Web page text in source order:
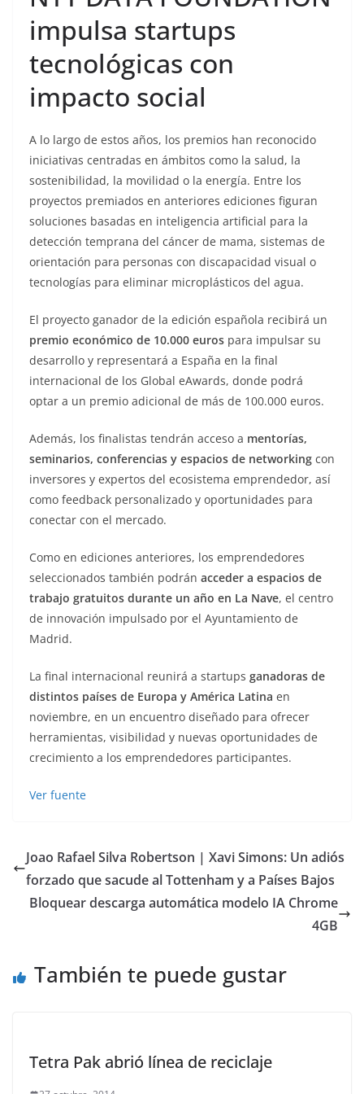
impulsa startups
tecnológicas con
impacto social
A lo largo de estos años, los premios han reconocido
iniciativas centradas en ámbitos como la salud, la
sostenibilidad, la movilidad o la energía. Entre los
proyectos premiados en anteriores ediciones figuran
soluciones basadas en inteligencia artificial para la
detección temprana del cáncer de mama, sistemas de
orientación para personas con discapacidad visual o
tecnologías para eliminar microplásticos del agua.
El proyecto ganador de la edición española recibirá un
premio económico de 10.000 euros para impulsar su
desarrollo y representará a España en la final
internacional de los Global eAwards, donde podrá
optar a un premio adicional de más de 100.000 euros.
Además, los finalistas tendrán acceso a mentorías,
seminarios, conferencias y espacios de networking con
inversores y expertos del ecosistema emprendedor, así
como feedback personalizado y oportunidades para
conectar con el mercado.
Como en ediciones anteriores, los emprendedores
seleccionados también podrán acceder a espacios de
trabajo gratuitos durante un año en La Nave, el centro
de innovación impulsado por el Ayuntamiento de
Madrid.
La final internacional reunirá a startups ganadoras de
distintos países de Europa y América Latina en
noviembre, en un encuentro diseñado para ofrecer
herramientas, visibilidad y nuevas oportunidades de
crecimiento a los emprendedores participantes.
Ver fuente
Joao Rafael Silva Robertson | Xavi Simons: Un adiós
forzado que sacude al Tottenham y a Países Bajos
Bloquear descarga automática modelo IA Chrome
4GB
También te puede gustar
Tetra Pak abrió línea de reciclaje